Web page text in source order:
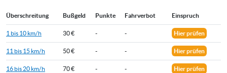
Überschreitung Bußgeld Punkte Fahrverbot Einspruch
1 bis 10 km/h 30 € - - Hier prüfen
11 bis 15 km/h 50 € - - Hier prüfen
16 bis 20 km/h 70 € - - Hier prüfen